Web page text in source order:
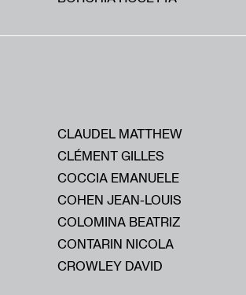
CLAUDEL MATTHEW
CLÉMENT GILLES
COCCIA EMANUELE
COHEN JEAN-LOUIS
COLOMINA BEATRIZ
CONTARIN NICOLA
CROWLEY DAVID